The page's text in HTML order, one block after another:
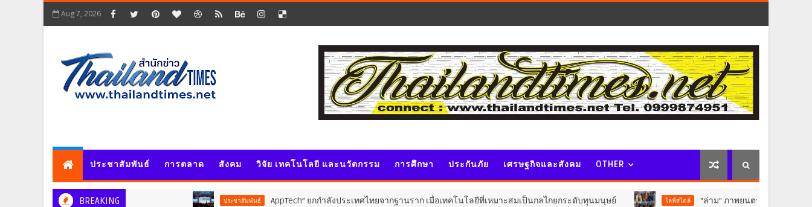
Aug 7, 2026
ประชาสัมพันธ์ การตลาด สังคม วิจัย เทคโนโลยี และนวัตกรรม การศึกษา ประกันภัย เศรษฐกิจและสังคม OTHER
BREAKING ประชาสัมพันธ์ AppTech”​ ยกกำลังประเทศไทยจากฐานราก เมื่อเทคโนโลยีที่เหมาะสมเป็นกลไกยกระดับทุนมนุษย์ ไลฟ์สไตล์ "ล่าม" ภาพยนตร์สร้างจากเรื่องจริงของ